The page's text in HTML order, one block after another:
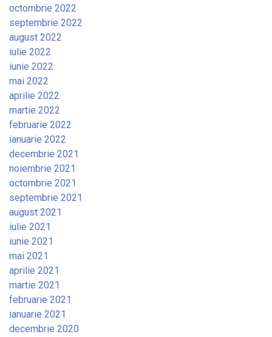
octombrie 2022
septembrie 2022
august 2022
iulie 2022
iunie 2022
mai 2022
aprilie 2022
martie 2022
februarie 2022
ianuarie 2022
decembrie 2021
noiembrie 2021
octombrie 2021
septembrie 2021
august 2021
iulie 2021
iunie 2021
mai 2021
aprilie 2021
martie 2021
februarie 2021
ianuarie 2021
decembrie 2020